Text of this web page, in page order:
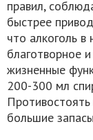
правил,
быстрее
что алкоголь
благотворное
жизненные
200-300 мл
большие